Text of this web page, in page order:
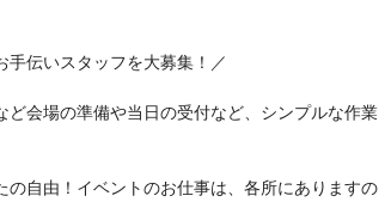
手伝いスタッフを大募集！／
ど会場の準備や当日の受付など、シンプルな作業
の自由！イベントのお仕事は、各所にありますの